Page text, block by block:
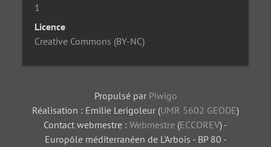
1
Licence
Creative Commons (BY-NC)
Propulsé par Piwigo
Réalisation : Emilie Lerigoleur (UMR 5602 GEODE)
Contact webmestre : Webmestre (ECCOREV) -
Europôle méditerranéen de L'Arbois - BP 80 -